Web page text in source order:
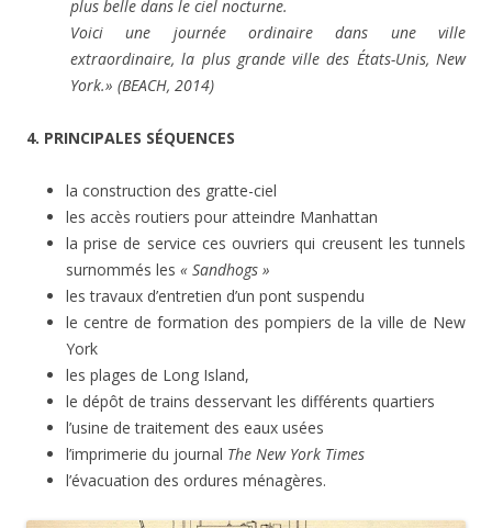
plus belle dans le ciel nocturne.
Voici une journée ordinaire dans une ville
extraordinaire, la plus grande ville des États-Unis, New
York.» (BEACH, 2014)
4. PRINCIPALES SÉQUENCES
la construction des gratte-ciel
les accès routiers pour atteindre Manhattan
la prise de service ces ouvriers qui creusent les tunnels
surnommés les « Sandhogs »
les travaux d’entretien d’un pont suspendu
le centre de formation des pompiers de la ville de New
York
les plages de Long Island,
le dépôt de trains desservant les différents quartiers
l’usine de traitement des eaux usées
l’imprimerie du journal The New York Times
l’évacuation des ordures ménagères.